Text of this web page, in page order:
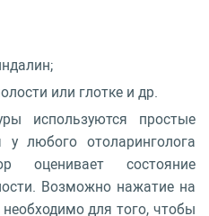
или глотке и др.
используются простые
любого отоларинголога
оценивает состояние
Возможно нажатие на
для того, чтобы